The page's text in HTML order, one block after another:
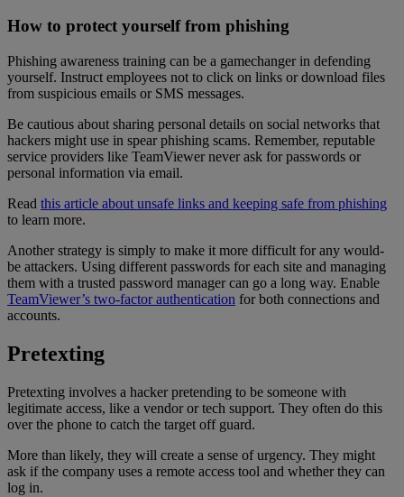
How to protect yourself from phishing
Phishing awareness training can be a gamechanger in defending
yourself. Instruct employees not to click on links or download files
from suspicious emails or SMS messages.
Be cautious about sharing personal details on social networks that
hackers might use in spear phishing scams. Remember, reputable
service providers like TeamViewer never ask for passwords or
personal information via email.
Read this article about unsafe links and keeping safe from phishing
to learn more.
Another strategy is simply to make it more difficult for any would-
be attackers. Using different passwords for each site and managing
them with a trusted password manager can go a long way. Enable
TeamViewer’s two-factor authentication for both connections and
accounts.
Pretexting
Pretexting involves a hacker pretending to be someone with
legitimate access, like a vendor or tech support. They often do this
over the phone to catch the target off guard.
More than likely, they will create a sense of urgency. They might
ask if the company uses a remote access tool and whether they can
log in.